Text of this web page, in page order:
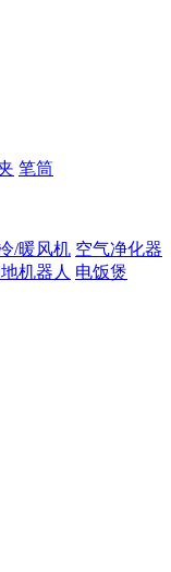
笔筒
/暖风机 空气净化器
机器人 电饭煲